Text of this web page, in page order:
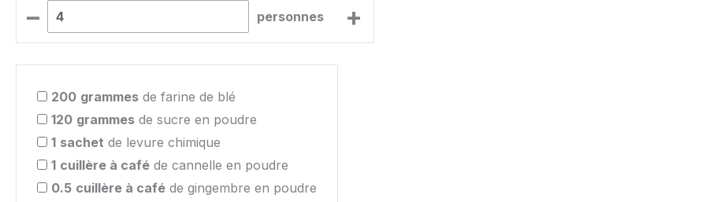
– personnes +
200 grammes de farine de blé
120 grammes de sucre en poudre
1 sachet de levure chimique
1 cuillère à café de cannelle en poudre
0.5 cuillère à café de gingembre en poudre